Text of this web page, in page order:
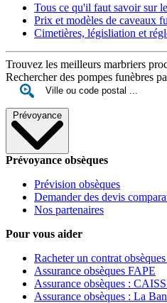
Tous ce qu'il faut savoir sur
Prix et modèles de caveaux
Cimetières, législiation et
Trouvez les meilleurs marbriers
Rechercher des pompes funèbres
Prévoyance
Prévoyance obsèques
Prévision obsèques
Demander des devis
Nos partenaires
Pour vous aider
Racheter un contrat
Assurance obsèques FAPE
Assurance obsèques :
Assurance obsèques : La